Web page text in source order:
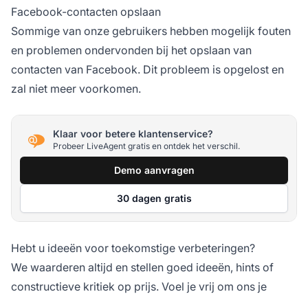
Facebook-contacten opslaan
Sommige van onze gebruikers hebben mogelijk fouten
en problemen ondervonden bij het opslaan van
contacten van Facebook. Dit probleem is opgelost en
zal niet meer voorkomen.
Klaar voor betere klantenservice?
Probeer LiveAgent gratis en ontdek het verschil.
Demo aanvragen
30 dagen gratis
Hebt u ideeën voor toekomstige verbeteringen?
We waarderen altijd en stellen goed ideeën, hints of
constructieve kritiek op prijs. Voel je vrij om ons je